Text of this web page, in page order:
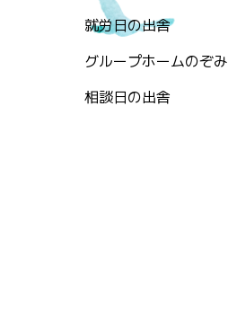
就労日の出舎
グループホームのぞみ
相談日の出舎